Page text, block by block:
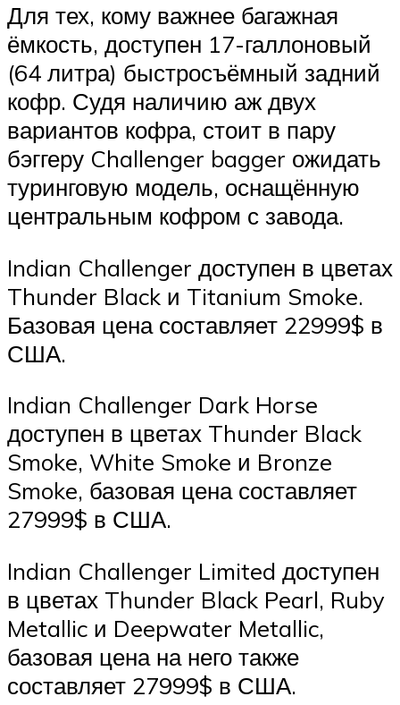
Для тех, кому важнее багажная
ёмкость, доступен 17-галлоновый
(64 литра) быстросъёмный задний
кофр. Судя наличию аж двух
вариантов кофра, стоит в пару
бэггеру Challenger bagger ожидать
туринговую модель, оснащённую
центральным кофром с завода.
Indian Challenger доступен в цветах
Thunder Black и Titanium Smoke.
Базовая цена составляет 22999$ в
США.
Indian Challenger Dark Horse
доступен в цветах Thunder Black
Smoke, White Smoke и Bronze
Smoke, базовая цена составляет
27999$ в США.
Indian Challenger Limited доступен
в цветах Thunder Black Pearl, Ruby
Metallic и Deepwater Metallic,
базовая цена на него также
составляет 27999$ в США.